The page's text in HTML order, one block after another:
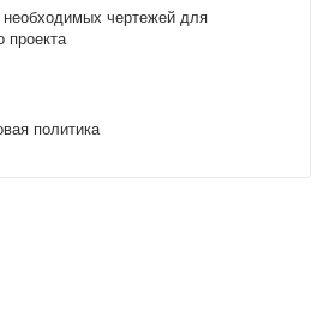
необходимых чертежей для
проекта
политика